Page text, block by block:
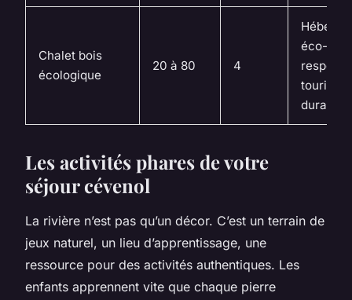
Chalet bois
écologique
20 à 80 4
éco-
touristes
durables
Les activités phares de votre
séjour cévenol
La rivière n’est pas qu’un décor. C’est un terrain de
jeux naturel, un lieu d’apprentissage, une
ressource pour des activités authentiques. Les
enfants apprennent vite que chaque pierre